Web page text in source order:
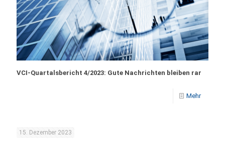
VCI-Quartalsbericht 4/2023: Gute Nachrichten bleiben rar
Mehr
15. Dezember 2023